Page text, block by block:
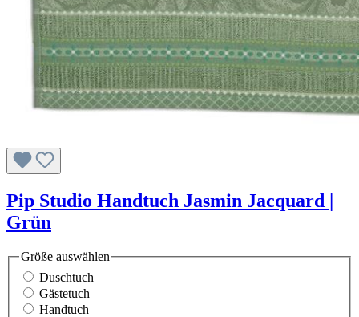
Pip Studio Handtuch Jasmin Jacquard |
Grün
Größe auswählen
Duschtuch
Gästetuch
Handtuch